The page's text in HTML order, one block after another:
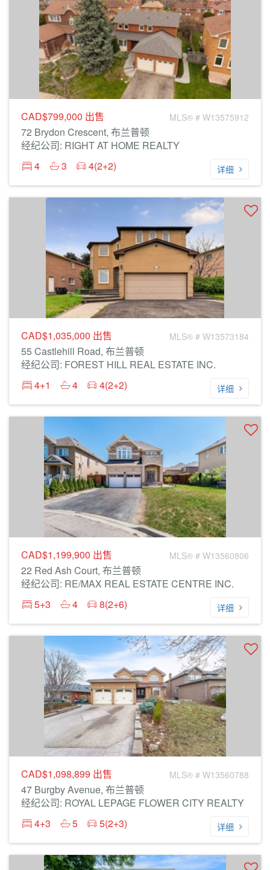
CAD$799,000 出售 MLS® # W13575912
72 Brydon Crescent, 布兰普顿
经纪公司: RIGHT AT HOME REALTY
4
3 4(2+2) 详细
CAD$1,035,000 出售 MLS® # W13573184
55 Castlehill Road, 布兰普顿
经纪公司: FOREST HILL REAL ESTATE INC.
4+1
4 4(2+2) 详细
CAD$1,199,900 出售 MLS® # W13560806
22 Red Ash Court, 布兰普顿
经纪公司: RE/MAX REAL ESTATE CENTRE INC.
5+3
4 8(2+6) 详细
CAD$1,098,899 出售 MLS® # W13560788
47 Burgby Avenue, 布兰普顿
经纪公司: ROYAL LEPAGE FLOWER CITY REALTY
4+3
5 5(2+3) 详细